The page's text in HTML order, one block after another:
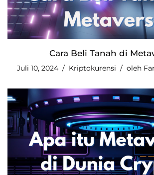
Cara Beli Tanah di
Juli 10, 2024 Kriptokurensi oleh